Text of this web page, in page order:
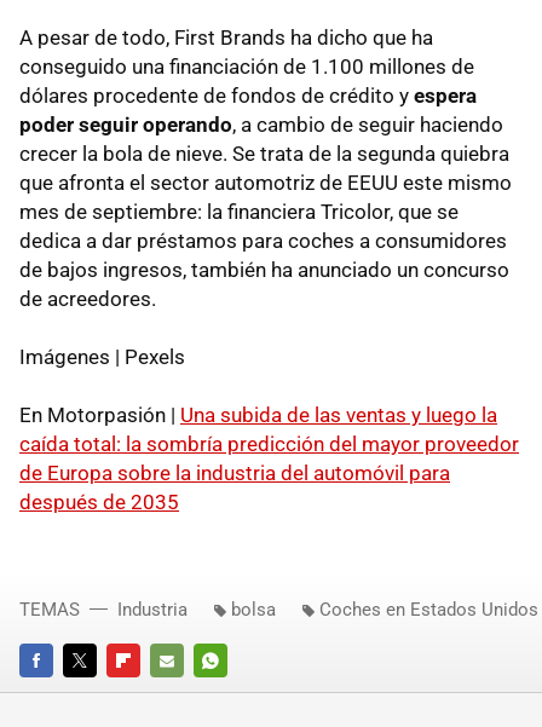
A pesar de todo, First Brands ha dicho que ha
conseguido una financiación de 1.100 millones de
dólares procedente de fondos de crédito y espera
poder seguir operando, a cambio de seguir haciendo
crecer la bola de nieve. Se trata de la segunda quiebra
que afronta el sector automotriz de EEUU este mismo
mes de septiembre: la financiera Tricolor, que se
dedica a dar préstamos para coches a consumidores
de bajos ingresos, también ha anunciado un concurso
de acreedores.
Imágenes | Pexels
En Motorpasión | Una subida de las ventas y luego la
caída total: la sombría predicción del mayor proveedor
de Europa sobre la industria del automóvil para
después de 2035
FACEBOOKTWITTERFLIPBOARD
E-
WHATSAPP
TEMAS Industria bolsa Coches en Estados Unidos